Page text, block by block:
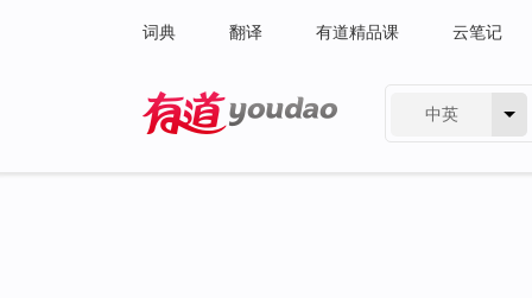
词典 翻译 有道精品课 云笔记
中英